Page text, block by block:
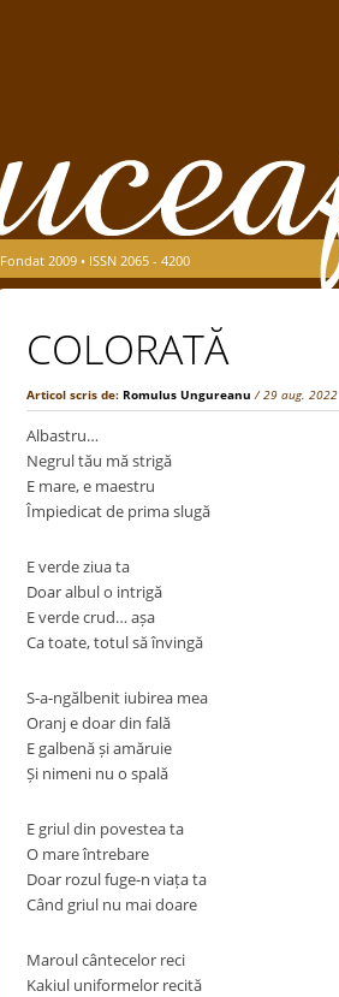
Fondat 2009 • ISSN 2065 - 4200
COLORATĂ
Articol scris de: Romulus Ungureanu / 29 aug. 2022
Albastru…
Negrul tău mă strigă
E mare, e maestru
Împiedicat de prima slugă
E verde ziua ta
Doar albul o intrigă
E verde crud… așa
Ca toate, totul să învingă
S-a-ngălbenit iubirea mea
Oranj e doar din fală
E galbenă și amăruie
Și nimeni nu o spală
E griul din povestea ta
O mare întrebare
Doar rozul fuge-n viața ta
Când griul nu mai doare
Maroul cântecelor reci
Kakiul uniformelor recită